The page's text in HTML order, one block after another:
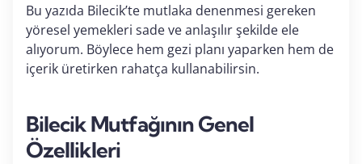
Bu yazıda Bilecik’te mutlaka denenmesi gereken
yöresel yemekleri sade ve anlaşılır şekilde ele
alıyorum. Böylece hem gezi planı yaparken hem de
içerik üretirken rahatça kullanabilirsin.
Bilecik Mutfağının Genel
Özellikleri